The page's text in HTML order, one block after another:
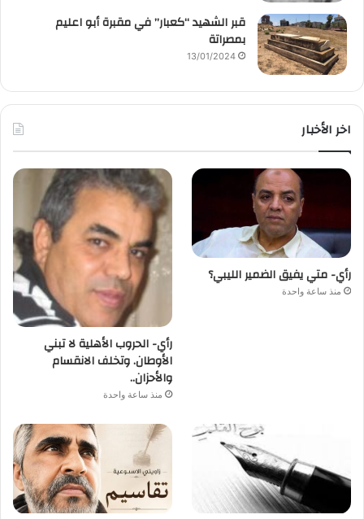
قبر الشهيد “كعبار” في مقبرة أبو اعليم
بمصراتة
13/01/2024
اخر الأخبار
رأي- متي يفيق الضمير الليبي؟
منذ ساعة واحدة
رأي- الحروب الأهلية لا تبني
الأوطان. وتخلف الانقسام
والأحزان..
منذ ساعة واحدة